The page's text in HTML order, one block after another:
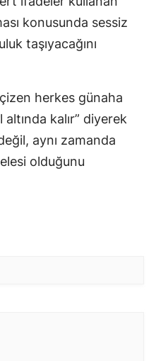
konusunda sessiz
taşıyacağını
herkes günaha
kalır” diyerek
aynı zamanda
olduğunu